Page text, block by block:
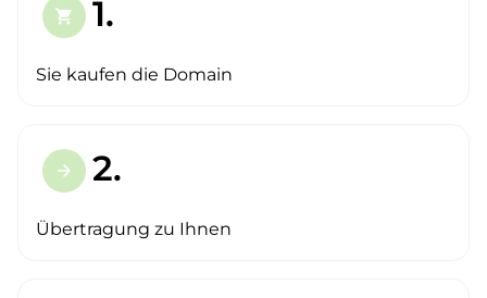
shopping_cart 1.
Sie kaufen die Domain
arrow_forward 2.
Übertragung zu Ihnen